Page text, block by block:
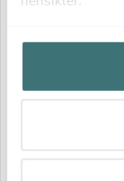
Hvis du gir oss
Innhente